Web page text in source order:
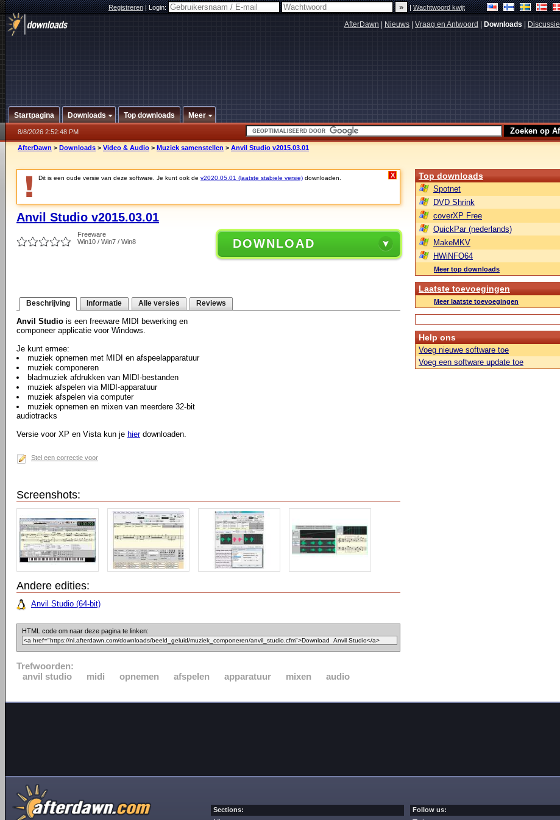
Registreren|Login: |Wachtwoord kwijt
AfterDawn Nieuws Vraag en Antwoord Downloads Discussie
Startpagina Downloads Top downloads Meer
8/8/2026 2:52:48 PM
AfterDawn > Downloads > Video & Audio > Muziek samenstellen > Anvil Studio v2015.03.01
Dit is een oude versie van deze software. Je kunt ook de v2020.05.01 (laatste stabiele versie) downloaden. X
Anvil Studio v2015.03.01
Freeware
Win10 / Win7 / Win8
DOWNLOAD
Beschrijving Informatie Alle versies Reviews
Anvil Studio is een freeware MIDI bewerking en
componeer applicatie voor Windows.
Je kunt ermee:
muziek opnemen met MIDI en afspeelapparatuur
muziek componeren
bladmuziek afdrukken van MIDI-bestanden
muziek afspelen via MIDI-apparatuur
muziek afspelen via computer
muziek opnemen en mixen van meerdere 32-bit
audiotracks
Versie voor XP en Vista kun je hierdownloaden.
Stel een correctie voor
Screenshots:
Andere edities:
Anvil Studio (64-bit)
HTML code om naar deze pagina te linken:
Trefwoorden:
anvil studio
midi opnemen afspelen apparatuur mixen audio
Top downloads
Spotnet
DVD Shrink
coverXP Free
QuickPar (nederlands)
MakeMKV
HWiNFO64
Meer top downloads
Laatste toevoegingen
Meer laatste toevoegingen
Help ons
Voeg nieuwe software toe
Voeg een software update toe
Sections: Follow us: